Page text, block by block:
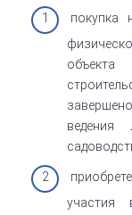
покупка
ведения
участия